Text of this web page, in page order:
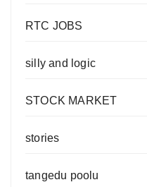
RTC JOBS
silly and logic
STOCK MARKET
stories
tangedu poolu